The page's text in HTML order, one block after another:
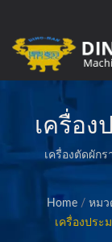
เครื่อง
ตัดผั
เครื่องตัดผัก
แครอท หัวห
เชี่ยวชาญในก
เราออกแบบ
และบรรจุอา
Home / หมว
เครื่องประ